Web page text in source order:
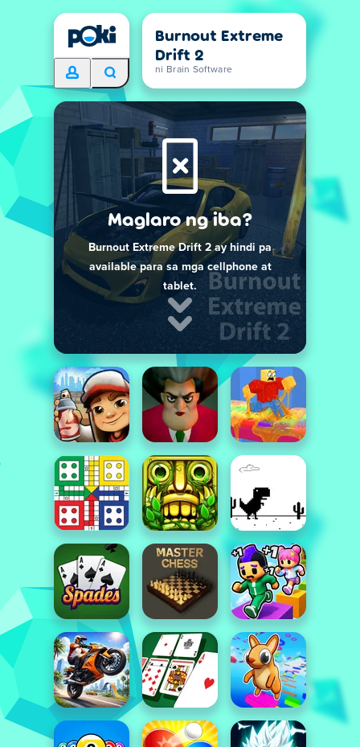
Burnout Extreme
Drift 2
ni Brain Software
Maglaro ng iba?
Burnout Extreme Drift 2 ay hindi pa
available para sa mga cellphone at
tablet.